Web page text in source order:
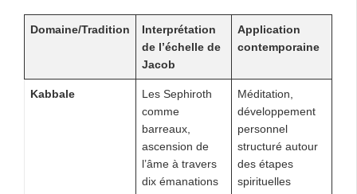
Domaine/Tradition
Interprétation
de l’échelle de
Jacob
Application
contemporaine
Kabbale
Les Sephiroth
comme
barreaux,
ascension de
l’âme à travers
dix émanations
Méditation,
développement
personnel
structuré autour
des étapes
spirituelles